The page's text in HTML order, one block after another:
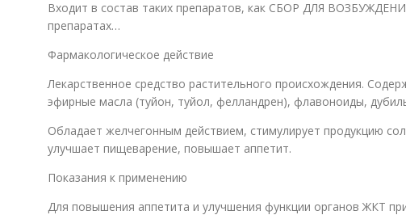
Входит в состав таких препаратов, как СБОР ДЛЯ
препаратах…
Фармакологическое действие
Лекарственное средство растительного происхождения.
эфирные масла (туйон, туйол, фелландрен), флавоноиды,
Обладает желчегонным действием, стимулирует продукцию
улучшает пищеварение, повышает аппетит.
Показания к применению
Для повышения аппетита и улучшения функции органов ЖКТ